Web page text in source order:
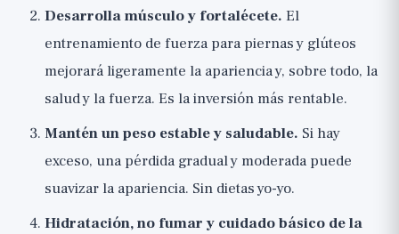
Desarrolla músculo y fortalécete. El
entrenamiento de fuerza para piernas y glúteos
mejorará ligeramente la apariencia y, sobre todo, la
salud y la fuerza. Es la inversión más rentable.
Mantén un peso estable y saludable. Si hay
exceso, una pérdida gradual y moderada puede
suavizar la apariencia. Sin dietas yo-yo.
Hidratación, no fumar y cuidado básico de la